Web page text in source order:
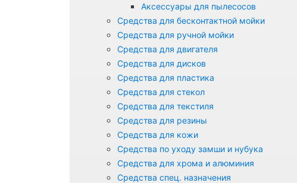
Аксессуары для пылесосов
Средства для бесконтактной мойки
Средства для ручной мойки
Средства для двигателя
Средства для дисков
Средства для пластика
Средства для стекол
Средства для текстиля
Средства для резины
Средства для кожи
Средства по уходу замши и нубука
Средства для хрома и алюминия
Средства спец. назначения